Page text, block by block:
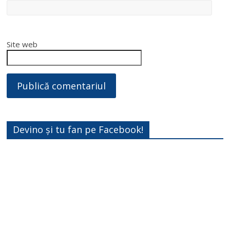
Site web
Devino și tu fan pe Facebook!